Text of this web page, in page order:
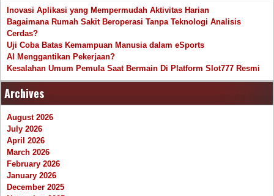
Inovasi Aplikasi yang Mempermudah Aktivitas Harian
Bagaimana Rumah Sakit Beroperasi Tanpa Teknologi Analisis
Cerdas?
Uji Coba Batas Kemampuan Manusia dalam eSports
AI Menggantikan Pekerjaan?
Kesalahan Umum Pemula Saat Bermain Di Platform Slot777 Resmi
Archives
August 2026
July 2026
April 2026
March 2026
February 2026
January 2026
December 2025